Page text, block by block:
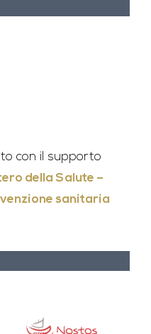
con il supporto
della Salute –
sanitaria